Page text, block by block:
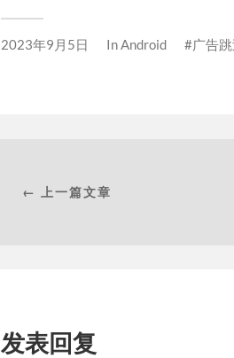
2023年9月5日 InAndroid 广告
← 上一篇文章
发表回复